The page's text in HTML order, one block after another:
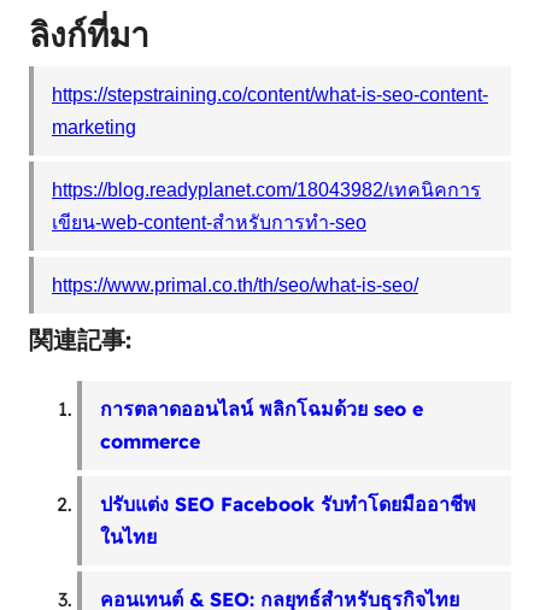
ลิงก์ที่มา
https://stepstraining.co/content/what-is-seo-content-
marketing
https://blog.readyplanet.com/18043982/เทคนิคการ
เขียน-web-content-สำหรับการทำ-seo
https://www.primal.co.th/th/seo/what-is-seo/
関連記事:
การตลาดออนไลน์ พลิกโฉมด้วย seo e
commerce
ปรับแต่ง SEO Facebook รับทำโดยมืออาชีพ
ในไทย
คอนเทนต์ & SEO: กลยุทธ์สำหรับธุรกิจไทย